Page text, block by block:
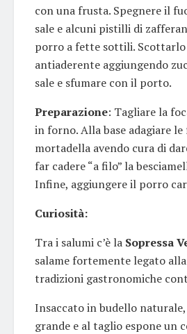
con una frusta. Spegnere il
sale e alcuni pistilli di
porro a fette sottili. Scottarlo
antiaderente aggiungendo
sale e sfumare con il porto.
Preparazione: Tagliare la
in forno. Alla base adagiare
mortadella avendo cura di
far cadere “a filo” la
Infine, aggiungere il porro
Curiosità:
Tra i salumi c’è la Sopressa
salame fortemente legato
tradizioni gastronomiche
Insaccato in budello
grande e al taglio espone un